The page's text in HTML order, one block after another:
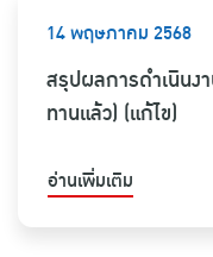
14 พฤษภาคม 2568
สรุปผลการดำเนินง
ทานแล้ว) (แก้ไข)
อ่านเพิ่มเติม